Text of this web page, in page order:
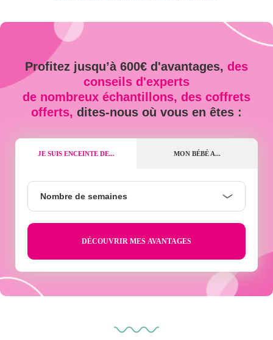
Profitez jusqu’à 600€ d'avantages, des
conseils d'experts
de nombreux échantillons, des coffrets
offerts, dites-nous où vous en êtes :
JE SUIS ENCEINTE DE... MON BÉBÉ A...
semaines
Nombre de semaines